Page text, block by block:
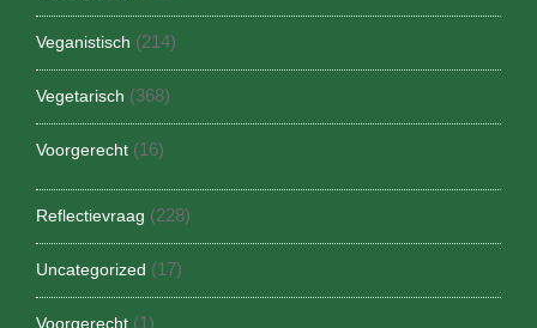
Veganistisch (214)
Vegetarisch (368)
Voorgerecht (16)
Reflectievraag (228)
Uncategorized (17)
Voorgerecht (1)